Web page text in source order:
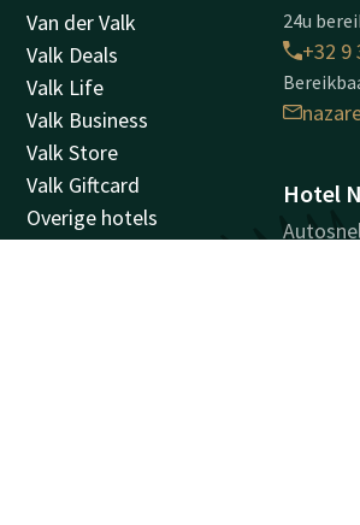
Van der Valk
Valk Deals
Valk Life
Valk Business
Valk Store
Valk Giftcard
Overige hotels
Vacatures
24u
+32 9
Hotel